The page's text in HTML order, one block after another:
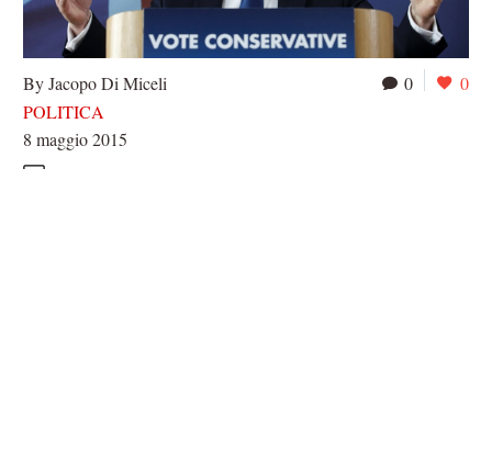
0 0
By Jacopo Di Miceli
POLITICA
8 maggio 2015